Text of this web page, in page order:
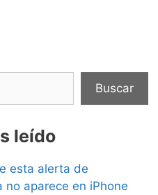
Buscar
leído
esta alerta de
no aparece en iPhone